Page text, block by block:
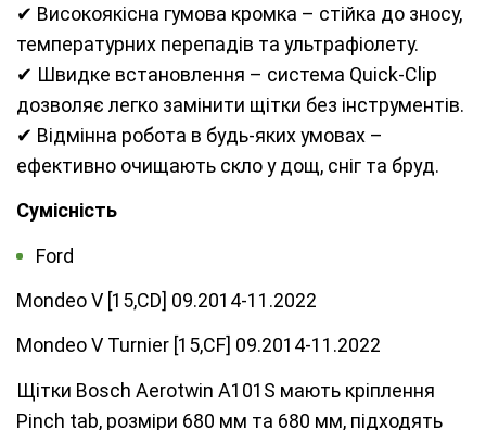
✔ Високоякісна гумова кромка – стійка до зносу,
температурних перепадів та ультрафіолету.
✔ Швидке встановлення – система Quick-Clip
дозволяє легко замінити щітки без інструментів.
✔ Відмінна робота в будь-яких умовах –
ефективно очищають скло у дощ, сніг та бруд.
Сумісність
Ford
Mondeo V [15,CD] 09.2014-11.2022
Mondeo V Turnier [15,CF] 09.2014-11.2022
Щітки Bosch Aerotwin A101S мають кріплення
Pinch tab, розміри 680 мм та 680 мм, підходять